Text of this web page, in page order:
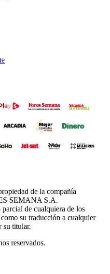
de la compañía
SEMANA S.A.
de cualquiera de los
su traducción a cualquier
su titular.
reservados.